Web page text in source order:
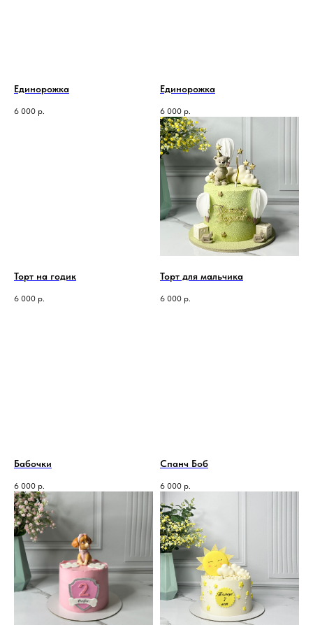
Единорожка
6 000 р.
Единорожка
6 000 р.
Торт на годик
6 000 р.
Торт для мальчика
6 000 р.
Бабочки
6 000 р.
Спанч Боб
6 000 р.